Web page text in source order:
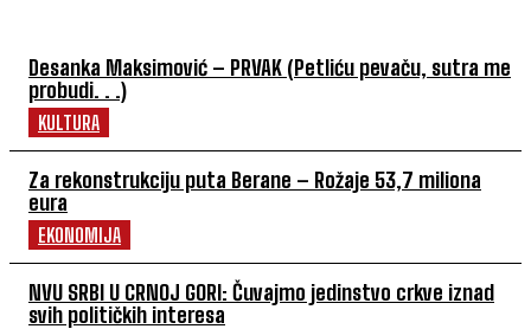
Desanka Maksimović – PRVAK (Petliću pevaču, sutra me
probudi. . .)
KULTURA
Za rekonstrukciju puta Berane – Rožaje 53,7 miliona
eura
EKONOMIJA
NVU SRBI U CRNOJ GORI: Čuvajmo jedinstvo crkve iznad
svih političkih interesa